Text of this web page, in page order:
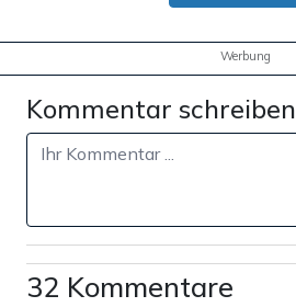
Werbung
Kommentar schreiben
32 Kommentare